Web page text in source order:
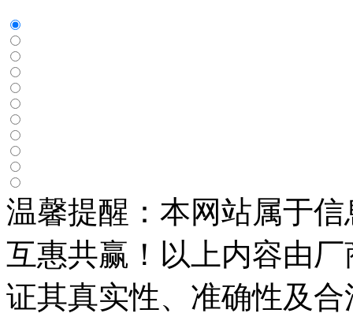
温馨提醒：本网站属于
互惠共赢！以上内容由
证其真实性、准确性及